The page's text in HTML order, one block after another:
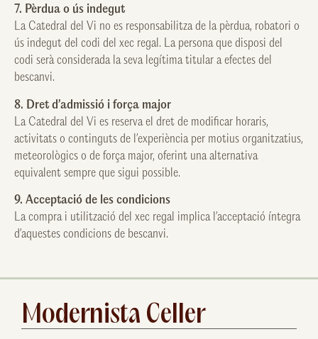
7. Pèrdua o ús indegut
La Catedral del Vi no es responsabilitza de la pèrdua, robatori o
ús indegut del codi del xec regal. La persona que disposi del
codi serà considerada la seva legítima titular a efectes del
bescanvi.
8. Dret d’admissió i força major
La Catedral del Vi es reserva el dret de modificar horaris,
activitats o continguts de l’experiència per motius organitzatius,
meteorològics o de força major, oferint una alternativa
equivalent sempre que sigui possible.
9. Acceptació de les condicions
La compra i utilització del xec regal implica l’acceptació íntegra
d’aquestes condicions de bescanvi.
Modernista Celler